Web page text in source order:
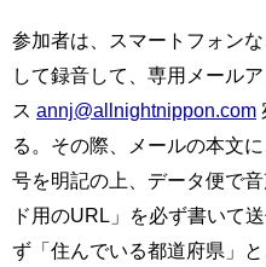
参加者は、スマートフォン
して録音して、専用メール
ス annj@allnightnippon.com
る。その際、メールの本文
号を明記の上、データ便で
ド用のURL」を必ず書いて
ず「住んでいる都道府県」